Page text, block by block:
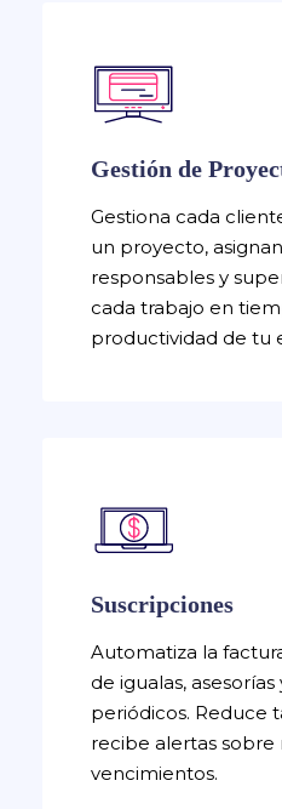
Gestión de
Gestiona cada
un proyecto,
responsables y
cada trabajo en
productividad de tu
Suscripciones
Automatiza la
de igualas, asesorías
periódicos. Reduce
recibe alertas sobre
vencimientos.